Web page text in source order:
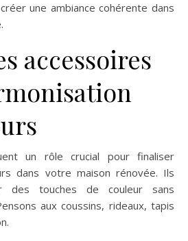
une ambiance cohérente dans
accessoires
un rôle crucial pour finaliser
dans votre maison rénovée. Ils
des touches de couleur sans
aux coussins, rideaux, tapis